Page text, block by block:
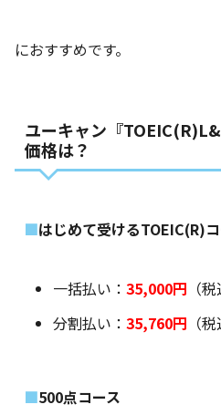
におすすめです。
ユーキャン『
価格は？
はじめて受けるTOEIC(R)
一括払い： 35,000円 （税
分割払い： 35,760円 （
500点コース